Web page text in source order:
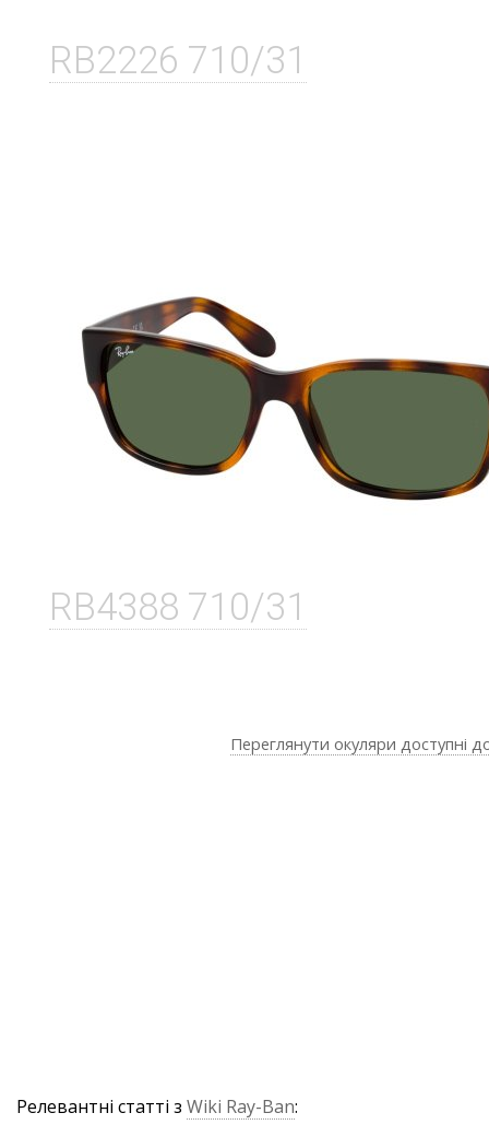
RB2226 710/31
RB4388 710/31
Переглянути окуляри доступні
Релевантні статті з Wiki Ray-Ban: